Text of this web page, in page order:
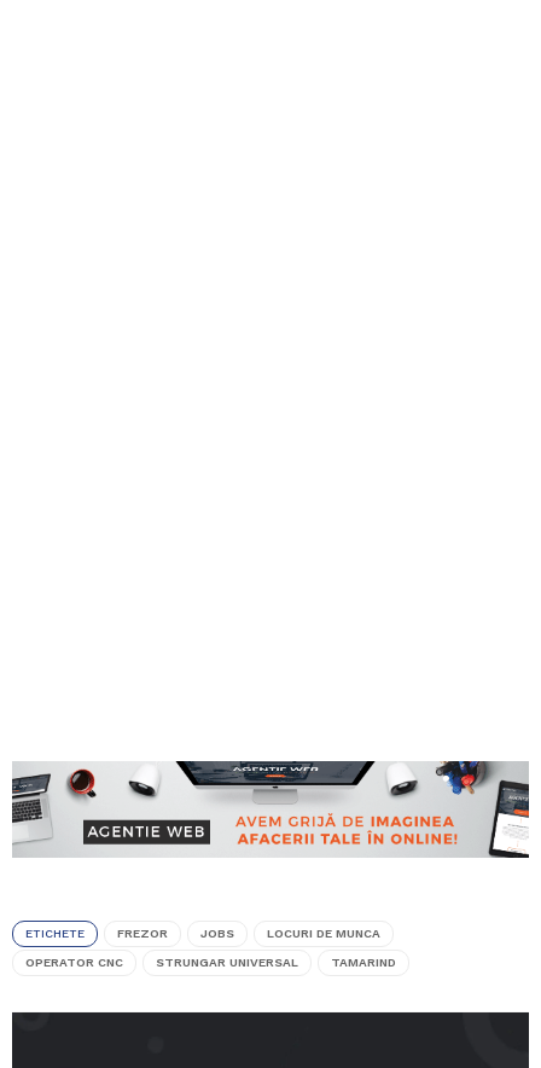
ETICHETE FREZOR JOBS LOCURI DE MUNCA
OPERATOR CNC STRUNGAR UNIVERSAL TAMARIND